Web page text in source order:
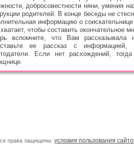
добросовестности няни, умения
родителей. В конце беседы не
информацию о
чтобы составить окончательное
вспомните, что Вам рассказывала
ее рассказ с
Если нет расхождений,
права защищены условия пользования